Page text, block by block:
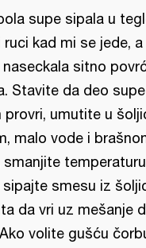
supe sipala u
ruci kad mi se jede,
sitno
Stavite da deo
provri, umutite u
malo vode i
smanjite
sipajte smesu iz
da vri uz mešanje
volite gušću